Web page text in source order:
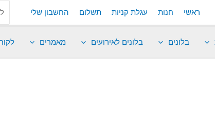
ראשי חנות עגלת קניות תשלום החשבון שלי
בלונים בלונים לאירועים מאמרים